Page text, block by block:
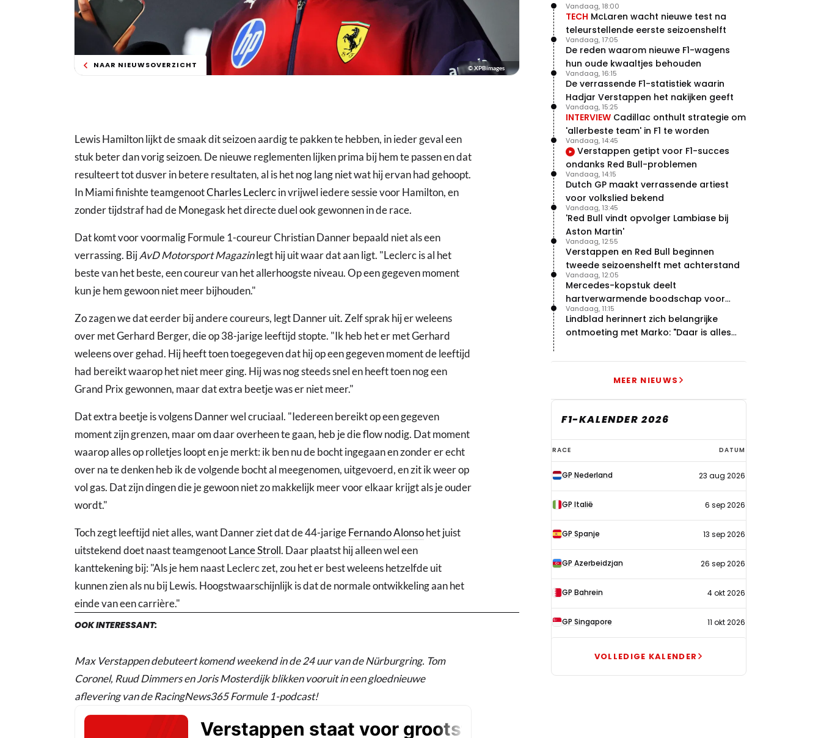
NAAR NIEUWSOVERZICHT © XPBimages
Lewis Hamilton lijkt de smaak dit seizoen aardig te pakken te hebben, in ieder geval een
stuk beter dan vorig seizoen. De nieuwe reglementen lijken prima bij hem te passen en dat
resulteert tot dusver in betere resultaten, al is het nog lang niet wat hij ervan had gehoopt.
In Miami finishte teamgenootCharles Leclercin vrijwel iedere sessie voor Hamilton, en
zonder tijdstraf had de Monegask het directe duel ook gewonnen in de race.
Dat komt voor voormalig Formule 1-coureur Christian Danner bepaald niet als een
verrassing. BijAvD Motorsport Magazinlegt hij uit waar dat aan ligt. "Leclerc is al het
beste van het beste, een coureur van het allerhoogste niveau. Op een gegeven moment
kun je hem gewoon niet meer bijhouden."
Zo zagen we dat eerder bij andere coureurs, legt Danner uit. Zelf sprak hij er weleens
over met Gerhard Berger, die op 38-jarige leeftijd stopte. "Ik heb het er met Gerhard
weleens over gehad. Hij heeft toen toegegeven dat hij op een gegeven moment de leeftijd
had bereikt waarop het niet meer ging. Hij was nog steeds snel en heeft toen nog een
Grand Prix gewonnen, maar dat extra beetje was er niet meer."
Dat extra beetje is volgens Danner wel cruciaal. "Iedereen bereikt op een gegeven
moment zijn grenzen, maar om daar overheen te gaan, heb je die flow nodig. Dat moment
waarop alles op rolletjes loopt en je merkt: ik ben nu de bocht ingegaan en zonder er echt
over na te denken heb ik de volgende bocht al meegenomen, uitgevoerd, en zit ik weer op
vol gas. Dat zijn dingen die je gewoon niet zo makkelijk meer voor elkaar krijgt als je ouder
wordt."
Toch zegt leeftijd niet alles, want Danner ziet dat de 44-jarigeFernando Alonsohet juist
uitstekend doet naast teamgenootLance Stroll. Daar plaatst hij alleen wel een
kanttekening bij: "Als je hem naast Leclerc zet, zou het er best weleens hetzelfde uit
kunnen zien als nu bij Lewis. Hoogstwaarschijnlijk is dat de normale ontwikkeling aan het
einde van een carrière."
OOK INTERESSANT:
Max Verstappen debuteert komend weekend in de 24 uur van de Nürburgring. Tom
Coronel, Ruud Dimmers en Joris Mosterdijk blikken vooruit in een gloednieuwe
aflevering van de RacingNews365 Formule 1-podcast!
TECH McLaren wacht nieuwe test na
teleurstellende eerste seizoenshelft
Vandaag, 18:00
De reden waarom nieuwe F1-wagens
hun oude kwaaltjes behouden
Vandaag, 17:05
De verrassende F1-statistiek waarin
Hadjar Verstappen het nakijken geeft
Vandaag, 16:15
INTERVIEW Cadillac onthult strategie om
'allerbeste team' in F1 te worden
Vandaag, 15:25
Verstappen getipt voor F1-succes
ondanks Red Bull-problemen
Vandaag, 14:45
Dutch GP maakt verrassende artiest
voor volkslied bekend
Vandaag, 14:15
'Red Bull vindt opvolger Lambiase bij
Aston Martin'
Vandaag, 13:45
Verstappen en Red Bull beginnen
tweede seizoenshelft met achterstand
Vandaag, 12:55
Mercedes-kopstuk deelt
hartverwarmende boodschap voor
overstap naar Red Bull
Vandaag, 12:05
Lindblad herinnert zich belangrijke
ontmoeting met Marko: "Daar is alles
Vandaag, 11:15
MEER NIEUWS
F1-KALENDER 2026
F1-
kalender
2026
RACE DATUM
GP Nederland 23 aug 2026
GP Italië 6 sep 2026
GP Spanje 13 sep 2026
GP Azerbeidzjan 26 sep 2026
GP Bahrein 4 okt 2026
GP Singapore 11 okt 2026
VOLLEDIGE KALENDER